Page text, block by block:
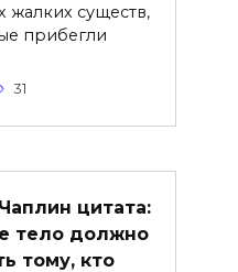
жалких существ,
прибегли
31
цитата:
тело должно
тому, кто